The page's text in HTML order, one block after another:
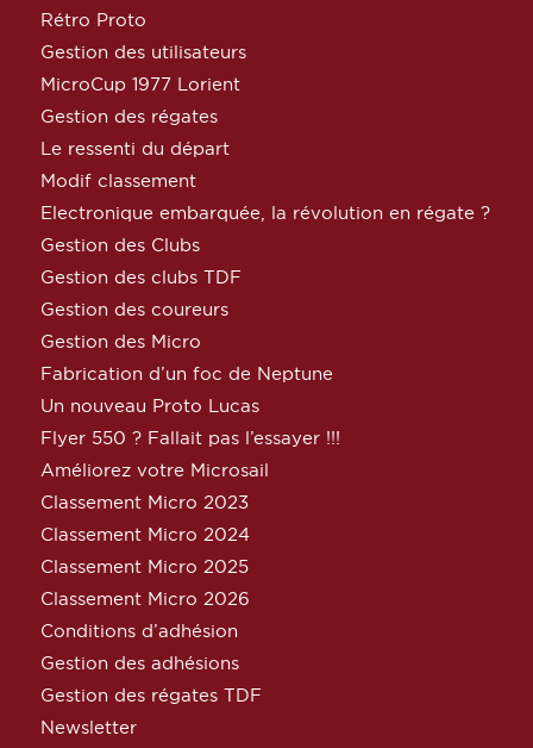
Rétro Proto
Gestion des utilisateurs
MicroCup 1977 Lorient
Gestion des régates
Le ressenti du départ
Modif classement
Electronique embarquée, la révolution en régate ?
Gestion des Clubs
Gestion des clubs TDF
Gestion des coureurs
Gestion des Micro
Fabrication d’un foc de Neptune
Un nouveau Proto Lucas
Flyer 550 ? Fallait pas l’essayer !!!
Améliorez votre Microsail
Classement Micro 2023
Classement Micro 2024
Classement Micro 2025
Classement Micro 2026
Conditions d’adhésion
Gestion des adhésions
Gestion des régates TDF
Newsletter